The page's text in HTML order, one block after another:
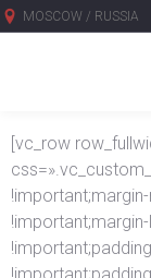
MOSCOW / RUSSIA
[vc_row